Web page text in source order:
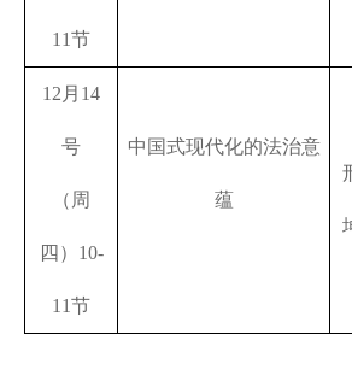
11节
12 月 14
号
（周
四） 10-
11节
中国式现代化的法治意
蕴